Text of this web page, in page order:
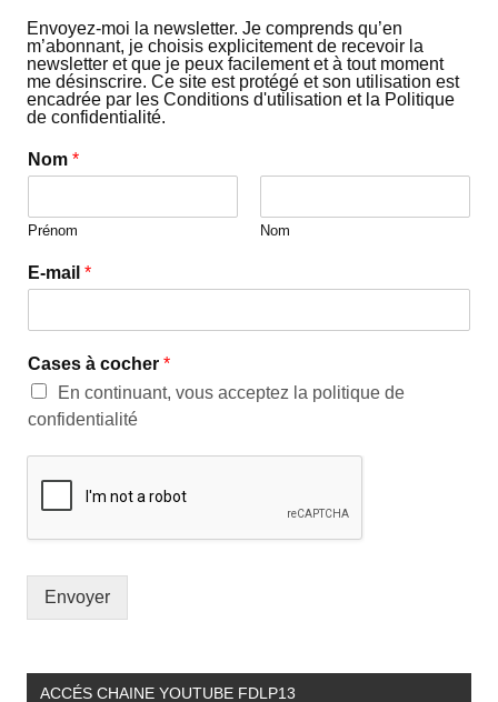
Envoyez-moi la newsletter. Je comprends qu’en
m’abonnant, je choisis explicitement de recevoir la
newsletter et que je peux facilement et à tout moment
me désinscrire. Ce site est protégé et son utilisation est
encadrée par les Conditions d'utilisation et la Politique
de confidentialité.
Nom *
Prénom Nom
E-mail *
Cases à cocher *
En continuant, vous acceptez la politique de
confidentialité
Envoyer
ACCÉS CHAINE YOUTUBE FDLP13